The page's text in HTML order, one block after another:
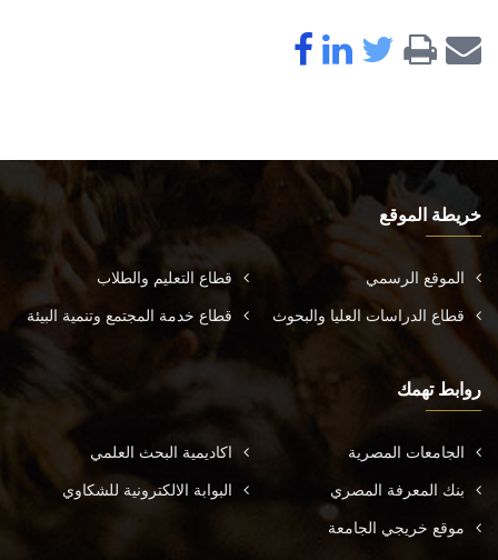
خريطة الموقع
الموقع الرسمي قطاع التعليم والطلاب
قطاع الدراسات العليا والبحوث قطاع خدمة المجتمع وتنمية البيئة
روابط تهمك
الجامعات المصرية اكاديمية البحث العلمي
بنك المعرفة المصري البوابة الالكترونية للشكاوي
موقع خريجي الجامعة